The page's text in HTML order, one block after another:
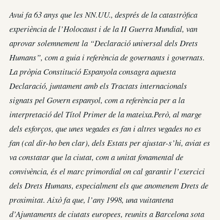
Avui fa 63 anys que les NN.UU., després de la catastròfica
experiència de l’Holocaust i de la II Guerra Mundial, van
aprovar solemnement la “Declaració universal dels Drets
Humans”, com a guia i referència de governants i governats.
La pròpia Constitució Espanyola consagra aquesta
Declaració, juntament amb els Tractats internacionals
signats pel Govern espanyol, com a referència per a la
interpretació del Títol Primer de la mateixa.Però, al marge
dels esforços, que unes vegades es fan i altres vegades no es
fan (cal dir-ho ben clar), dels Estats per ajustar-s’hi, aviat es
va constatar que la ciutat, com a unitat fonamental de
convivència, és el marc primordial on cal garantir l’exercici
dels Drets Humans, especialment els que anomenem Drets de
proximitat. Això fa que, l’any 1998, una vuitantena
d’Ajuntaments de ciutats europees, reunits a Barcelona sota